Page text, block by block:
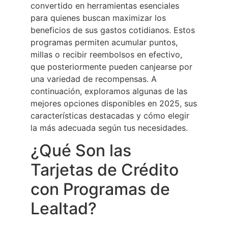
convertido en herramientas esenciales
para quienes buscan maximizar los
beneficios de sus gastos cotidianos. Estos
programas permiten acumular puntos,
millas o recibir reembolsos en efectivo,
que posteriormente pueden canjearse por
una variedad de recompensas. A
continuación, exploramos algunas de las
mejores opciones disponibles en 2025, sus
características destacadas y cómo elegir
la más adecuada según tus necesidades.
¿Qué Son las
Tarjetas de Crédito
con Programas de
Lealtad?